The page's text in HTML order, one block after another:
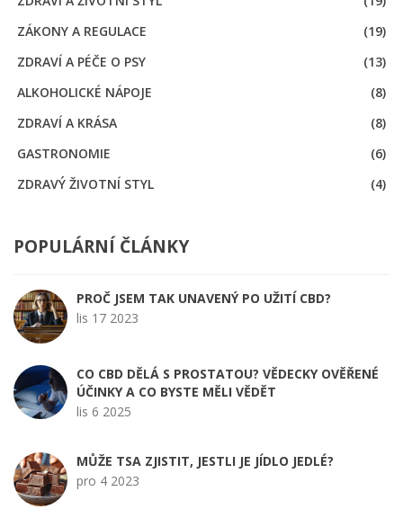
ZÁKONY A REGULACE
(19)
ZDRAVÍ A PÉČE O PSY
(13)
ALKOHOLICKÉ NÁPOJE
(8)
ZDRAVÍ A KRÁSA
(8)
GASTRONOMIE
(6)
ZDRAVÝ ŽIVOTNÍ STYL
(4)
POPULÁRNÍ ČLÁNKY
PROČ JSEM TAK UNAVENÝ PO UŽITÍ CBD?
lis 17 2023
CO CBD DĚLÁ S PROSTATOU? VĚDECKY OVĚŘENÉ
ÚČINKY A CO BYSTE MĚLI VĚDĚT
lis 6 2025
MŮŽE TSA ZJISTIT, JESTLI JE JÍDLO JEDLÉ?
pro 4 2023